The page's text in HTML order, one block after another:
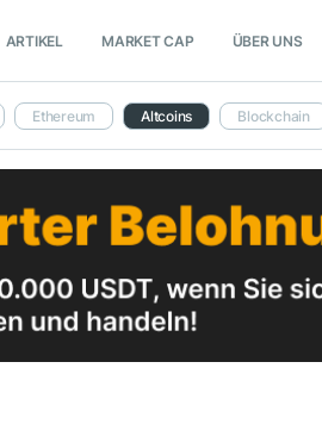
ARTIKEL MARKET CAP ÜBER UNS
Ethereum Altcoins Blockchain